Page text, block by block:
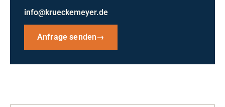
info@krueckemeyer.de
Anfrage senden→